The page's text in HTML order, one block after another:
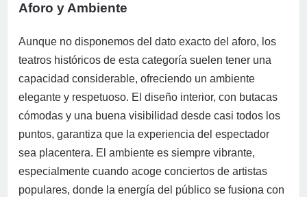
Aforo y Ambiente
Aunque no disponemos del dato exacto del aforo, los
teatros históricos de esta categoría suelen tener una
capacidad considerable, ofreciendo un ambiente
elegante y respetuoso. El diseño interior, con butacas
cómodas y una buena visibilidad desde casi todos los
puntos, garantiza que la experiencia del espectador
sea placentera. El ambiente es siempre vibrante,
especialmente cuando acoge conciertos de artistas
populares, donde la energía del público se fusiona con